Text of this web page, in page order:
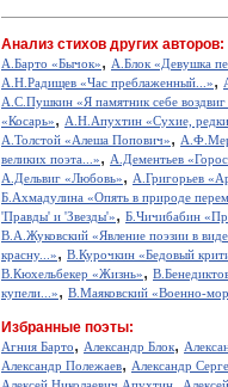
Анализ стихов других авторов:
А.Барто «Бычок», А.Блок «Девушка
А.Н.Радищев «Час преблаженный...»,
А.С.Пушкин «Я памятник себе
«Косарь», А.Н.Апухтин «Сухие,
А.Толстой «Алеша Попович»,
великих поэта...», А.Дементьев
А.Дельвиг «Любовь», А.Григорьев
Б.Ахмадулина «Опять в природе
'Правды' и 'Звезды'», Б.Чичибабин
В.А.Жуковский «Явление поэзии в
красну...», В.Курочкин «Бедовый
В.Кюхельбекер «Жизнь»,
купели...», В.Маяковский «Военно-
Избранные поэты:
Агния Барто, Александр Блок,
Александр Полежаев, Александр